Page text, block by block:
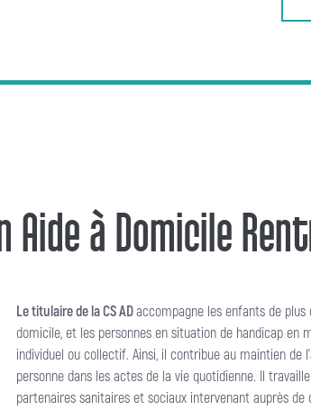
à Domicile
Le titulaire de la CS ADaccompagne les enfants de
domicile, et les personnes en situation de handicap
individuel ou collectif. Ainsi, il contribue au maintien de
personne dans les actes de la vie quotidienne. Il
partenaires sanitaires et sociaux intervenant auprès de